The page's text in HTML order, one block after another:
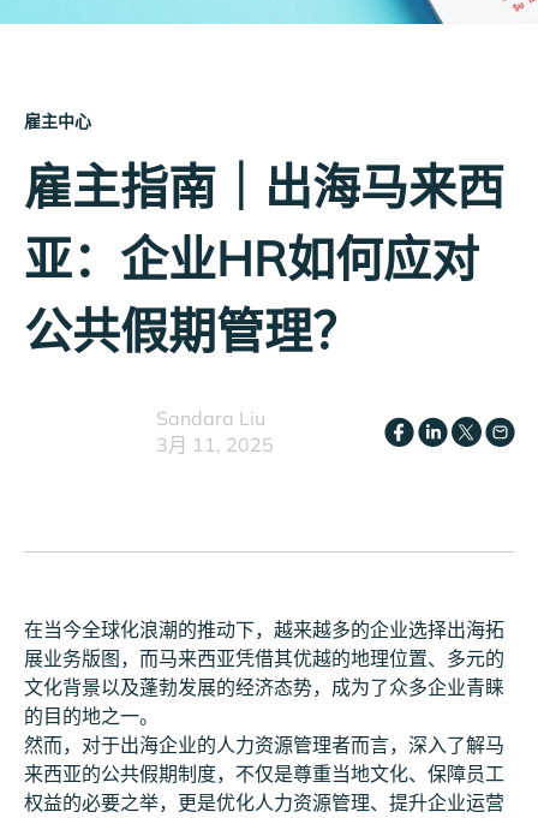
雇主中心
雇主指南｜出海马来西
亚：企业HR如何应对
公共假期管理？
Sandara Liu
3月 11, 2025
在当今全球化浪潮的推动下，越来越多的企业选择出海拓
展业务版图，而马来西亚凭借其优越的地理位置、多元的
文化背景以及蓬勃发展的经济态势，成为了众多企业青睐
的目的地之一。
然而，对于出海企业的人力资源管理者而言，深入了解马
来西亚的公共假期制度，不仅是尊重当地文化、保障员工
权益的必要之举，更是优化人力资源管理、提升企业运营